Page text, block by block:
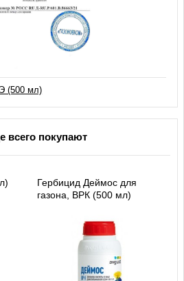
(500 мл)
всего покупают
Гербицид Деймос для
газона, ВРК (500 мл)